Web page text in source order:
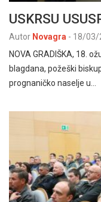
USKRSU
Autor Novagra - 18/03/
NOVA GRADIŠKA, 18.
blagdana, požeški
prognaničko naselje u…